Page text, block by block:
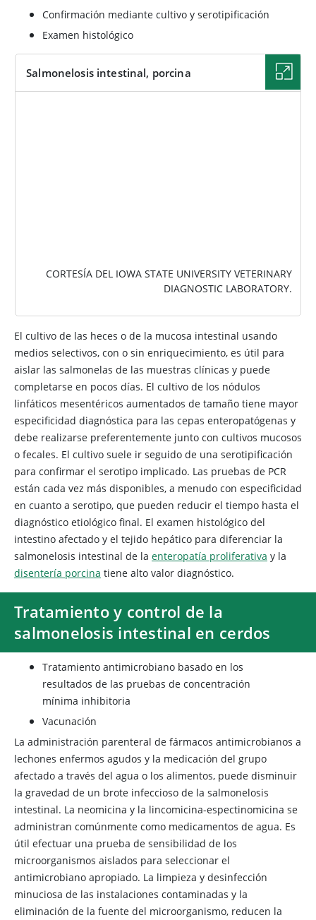
Confirmación mediante cultivo y serotipificación
Examen histológico
Salmonelosis intestinal, porcina
CORTESÍA DEL IOWA STATE UNIVERSITY VETERINARY
DIAGNOSTIC LABORATORY.
El cultivo de las heces o de la mucosa intestinal usando
medios selectivos, con o sin enriquecimiento, es útil para
aislar las salmonelas de las muestras clínicas y puede
completarse en pocos días. El cultivo de los nódulos
linfáticos mesentéricos aumentados de tamaño tiene mayor
especificidad diagnóstica para las cepas enteropatógenas y
debe realizarse preferentemente junto con cultivos mucosos
o fecales. El cultivo suele ir seguido de una serotipificación
para confirmar el serotipo implicado. Las pruebas de PCR
están cada vez más disponibles, a menudo con especificidad
en cuanto a serotipo, que pueden reducir el tiempo hasta el
diagnóstico etiológico final. El examen histológico del
intestino afectado y el tejido hepático para diferenciar la
salmonelosis intestinal de la enteropatía proliferativa y la
disentería porcina tiene alto valor diagnóstico.
Tratamiento y control de la
salmonelosis intestinal en cerdos
Tratamiento antimicrobiano basado en los
resultados de las pruebas de concentración
mínima inhibitoria
Vacunación
La administración parenteral de fármacos antimicrobianos a
lechones enfermos agudos y la medicación del grupo
afectado a través del agua o los alimentos, puede disminuir
la gravedad de un brote infeccioso de la salmonelosis
intestinal. La neomicina y la lincomicina-espectinomicina se
administran comúnmente como medicamentos de agua. Es
útil efectuar una prueba de sensibilidad de los
microorganismos aislados para seleccionar el
antimicrobiano apropiado. La limpieza y desinfección
minuciosa de las instalaciones contaminadas y la
eliminación de la fuente del microorganismo, reducen la